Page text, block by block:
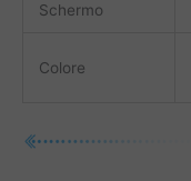
Schermo
Colore